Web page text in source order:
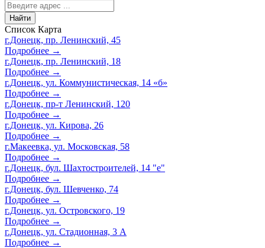
Найти
Список Карта
г.Донецк, пр. Ленинский, 45
Подробнее →
г.Донецк, пр. Ленинский, 18
Подробнее →
г.Донецк, ул. Коммунистическая, 14 «б»
Подробнее →
г.Донецк, пр-т Ленинский, 120
Подробнее →
г.Донецк, ул. Кирова, 26
Подробнее →
г.Макеевка, ул. Московская, 58
Подробнее →
г.Донецк, бул. Шахтостроителей, 14 "е"
Подробнее →
г.Донецк, бул. Шевченко, 74
Подробнее →
г.Донецк, ул. Островского, 19
Подробнее →
г.Донецк, ул. Стадионная, 3 А
Подробнее →